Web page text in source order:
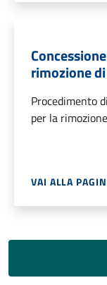
rimozione
Procedimento
per la
VAI ALLA